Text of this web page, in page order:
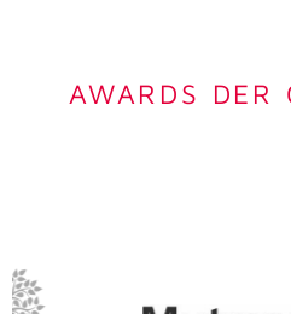
AWARDS DER